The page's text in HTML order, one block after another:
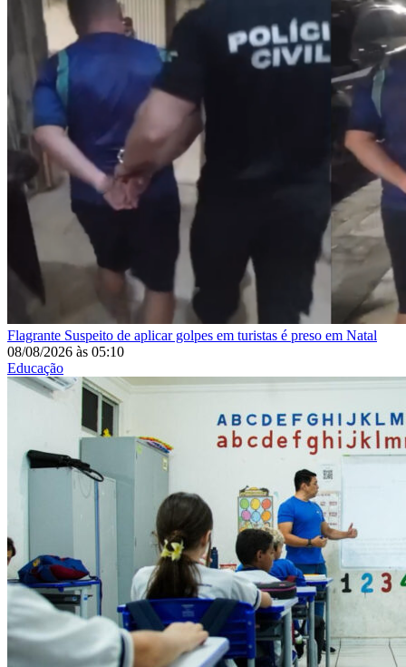
Flagrante Suspeito de aplicar golpes em turistas é preso em Natal
08/08/2026 às 05:10
Educação